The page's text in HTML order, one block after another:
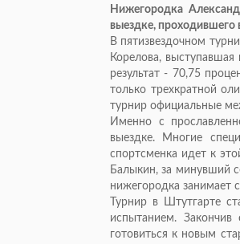
Нижегородка
выездке,
В пятизвездочном
Корелова,
результат - 70,75
только трехкратной
турнир официальные
Именно с
выездке. Многие
спортсменка идет к
Балыкин, за минувший
нижегородка занимает
Турнир в Штутгарте
испытанием.
готовиться к новым